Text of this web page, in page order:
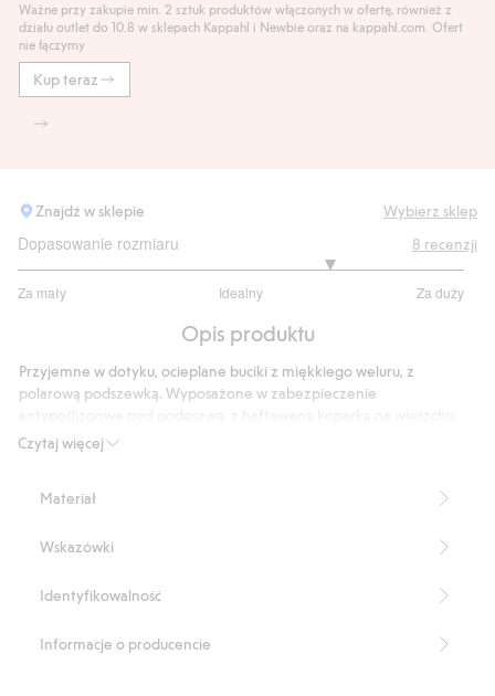
Ważne przy zakupie min. 2 sztuk produktów włączonych w ofertę, również z
działu outlet do 10.8 w sklepach Kappahl i Newbie oraz na kappahl.com. Ofert
nie łączymy
Kup teraz
Znajdź w sklepie Wybierz sklep
Dopasowanie rozmiaru
Za mały Idealny Za duży
na
5
głosów
8 recenzji
Opis produktu
Czytaj więcej
Przyjemne w dotyku, ocieplane buciki z miękkiego weluru, z
polarową podszewką. Wyposażone w zabezpieczenie
Produkt zawiera 100% poliestru z odzysku.
Materiał
Wskazówki
Identyfikowalność
Informacje o producencie